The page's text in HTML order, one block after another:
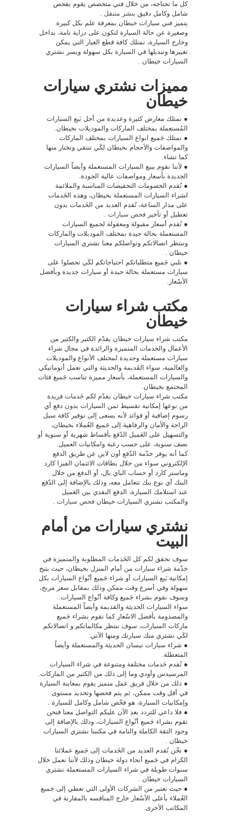
كل ما تحتاجه، من خلال فني متخصص يقوم بفحص
شامل وكامل دقيق بنشر متنقل
يتميز فني سيارات خيطان بمعرفة علم بكل كبيرة
وصغيرة عن حالة السيارة لتكون على دراية تامة، بداخل
وخارج السيارة، نمتلك كافة قطع الغيار التي يمكن
تغييرها وتبديلها في السيارة بكل سهولة ويسر نشتري
السيارات خيطان .
مميزات نشتري سيارات
خيطان
● نمتلك معارض كثيرة وعديدة من أجل بَيع السيارات
المُستعملة بمختلف الماركات والموديلات بخيطان.
● نمتلك جَميع انواع السيارات بمختلف الماركات
والمواصفات والأحجام بخيطان لكَي تنتقي وتختار منها
كما تشاء.
● لأننا نقوم ببيع السيارات المستعملة وأيضاً السيارات
الجديدة بأسعار ومواصفات عالية الجودة.
● نُقدم الخصومات التخفيضات المناسبة والملائمة
لشراء السيارات المستعملة بخيطان، وهذه الخَدمات
على مدار الساعة، نُقدم العديد من الخَدمات بدون
تعطيل أو تأخير فحص سيارات
● نُقدم أسعار مقبولة ومعقولة لجميع السيارات
المستعملة بحالة جيدة بمختلف الموديلات والماركات
وننتظر اتصالاتكم وتواصلكم معنا نشتري السيارات
خيطان .
● نلبي جَميع متطلباتكم احتياجاتكم لكَي تحصلوا على
سيارات مستعملة بحالة جيدة أو سيارات جديدة وبأفضل
الأسْعار.
مكتب شراء سيارات
خيطان
مكتب شراء سيارات خيطان يقدّم الكثير والكثير من
الأعمال والخدمات المتميزة والرائدة في مجال شراء
سيارات مستعملة وجديدة لمختلف الأنواع والموديلات
والعالمية، سواء القَديمة والحديثة والتي تعمل أتوماتيكي
والسيارات المستعملة، بأسعار مميزة تناسب جَميع فئات
المجتمع بخيطان.
مكتب شراء سيارات خيطان يقدّم لكم خَدمات فريدة
من نوعها إمكانية تقسيط ثمن السيارات بدون دفع أي
رسوم إضافية أو فوائد لأنه يسعى إلى توفير كافة سبل
الراحة والأمان والرفاهية إلى جَميع العُملاء بخيطان،
والتسهيل على العَميل الدّفع بأقساط شهرية أو سنوية أو
نصف سنوية، على حسب رغبة وامكانيات العميل.
كما أنه يوفر خدْمة الدّفع أون لاين عن طريق الدفع
الإلكتروني سواء من خلال بطاقات الائتمان الفيزا كارد
وماستر كارد أو حساب الباي بال، أو الدفع من خلال
البنك أي نوع بنك تتعامل معه، وذلك بالإضافة إلى الدّفع
عند استلامك السيارة، الدفع النقدي بين العَميل
والمكتب نشتري السيارات خيطان فحص سيارات
نشتري سيارات من أمام
البيت
سوف نحقق لكم كل الخَدمات المطلوبة والمتميزة في
خدْمة شراء سيارات من أمام المنزل بخيطان، حيث يتيح
إمكانية بَيع السيارات أو شراء جَميع أنْواع السيارات بكل
سهولة وفي أسرع وقت ممكن وذلك بمقابل سعر مربح،
وسوف نقوم بشراء جَميع وكافة أنْواع السيارات.
سواء السيارات الحديثة والقديمة وأيضاً المستعملة
والمصدومة بأفضل الاسْعار كما نقوم بشراء جَميع
ماركات السيارات، سوف ننتظر مكالماتكم و اتصالاتكم
لكَي نشتري منك سيارتك ومنها الآتي:
● شراء سيارات نيسان الحديثة والمستعملة وأيضاً
المتعطلة.
● نُقدم خَدمات مختلفة ومتنوعة في شراء السيارات
المرسيدس وأودي وما إلى ذلك من الكثير من الماركات.
● ذلك من خلال فريق عمل متميز يقوم بمعاينة السيارة
في أقل وقت ممكن، ثم يتم فحصها وتحديد مستوى
وإمكانيات السيارة، هو فحْص شامل وكامل للسيارة .
● فلا داعي للتردد بعد الآن عليكم التواصل معنا فنحن
نقوم بشراء جَميع أنْواع السيارات، وذلك بالإضافة إلى
وجود الثقة الكاملة والتامة في مكتبنا نشتري السيارات
خيطان .
● نحْن نُقدم العديد من الخَدمات إلى جَميع عملائنا
الكرام في جَميع أنحاء دولة خيطان وذلك لأننا نعمل خلال
سنوات طويلة في شراء السيارات المستعملة نشتري
السيارات خيطان .
● حيث نعتبر من الشركات الأولى التي تعطي إلى جَميع
العُملاء بأعلى الأسْعار خارج المنافسه بالمقارنة في
المكاتب الأخرى.